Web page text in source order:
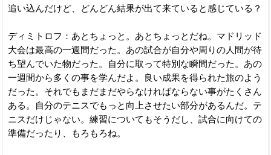
追い込んだけど、どんどん結果が出て来ていると感じている？
ディミトロフ：あとちょっと。あとちょっとだね。マドリッド
大会は最高の一週間だった。あの試合が自分や周りの人間が待
ち望んでいた物だった。自分に取って特別な瞬間だった。あの
一週間から多くの事を学んだよ。良い成果を得られた旅のよう
だった。それでもまだまだやらなければならない事がたくさん
ある。自分のテニスでもっと向上させたい部分があるんだ。テ
ニスだけじゃない。練習についてもそうだし、試合に向けての
準備だったり、もろもろね。